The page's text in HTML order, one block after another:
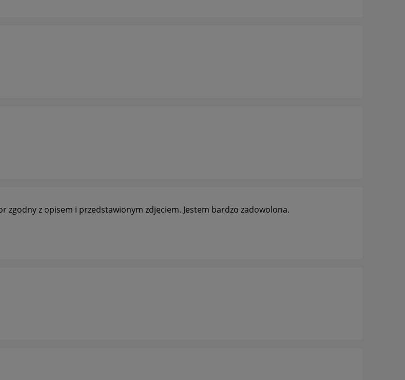
zgodny z opisem i przedstawionym zdjęciem. Jestem bardzo zadowolona.